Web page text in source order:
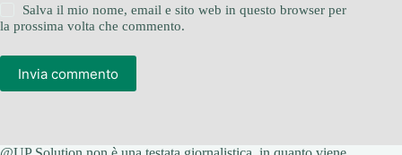
Salva il mio nome, email e sito web in questo browser per
la prossima volta che commento.
Invia commento